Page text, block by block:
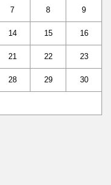
7 8 9
14 15 16
21 22 23
28 29 30